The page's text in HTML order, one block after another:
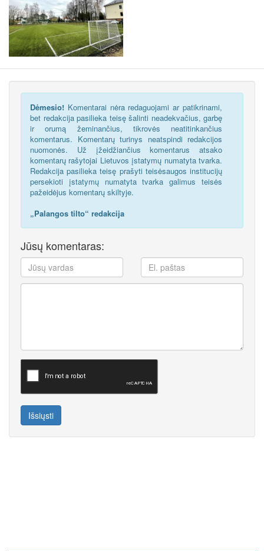
Dėmesio! Komentarai nėra redaguojami ar patikrinami,
bet redakcija pasilieka teisę šalinti neadekvačius, garbę
ir orumą žeminančius, tikrovės neatitinkančius
komentarus. Komentarų turinys neatspindi redakcijos
nuomonės. Už įžeidžiančius komentarus atsako
komentarų rašytojai Lietuvos įstatymų numatyta tvarka.
Redakcija pasilieka teisę prašyti teisėsaugos institucijų
persekioti įstatymų numatyta tvarka galimus teisės
pažeidėjus komentarų skiltyje.
„Palangos tilto“ redakcija
Jūsų komentaras:
Išsiųsti